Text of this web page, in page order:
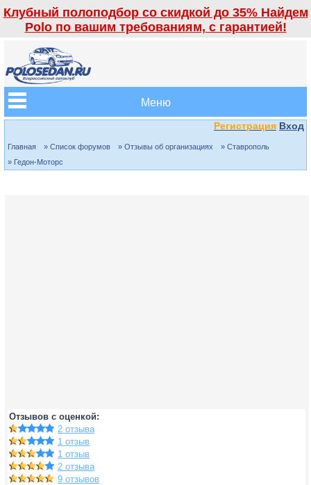
Клубный полоподбор со скидкой до 35% Найдем
Polo по вашим требованиям, с гарантией!
Меню
Регистрация Вход
Главная » Список форумов » Отзывы об организациях
» Ставрополь
» Гедон-Моторс
Отзывов с оценкой:
2 отзыва
1 отзыв
1 отзыв
2 отзыва
9 отзывов